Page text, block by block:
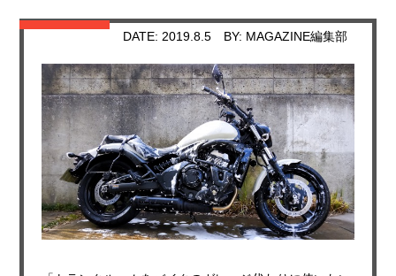
DATE: 2019.8.5 BY: MAGAZINE編集部